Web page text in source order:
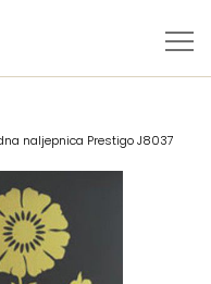
naljepnica Prestigo J8037